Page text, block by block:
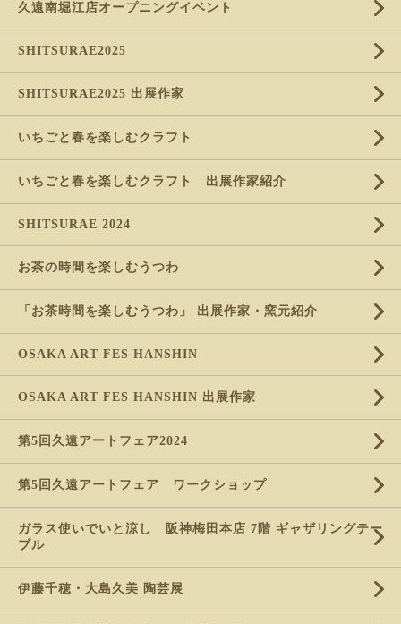
久遠南堀江店オープニングイベント
SHITSURAE2025
SHITSURAE2025 出展作家
いちごと春を楽しむクラフト
いちごと春を楽しむクラフト 出展作家紹介
SHITSURAE 2024
お茶の時間を楽しむうつわ
「お茶時間を楽しむうつわ」 出展作家・窯元紹介
OSAKA ART FES HANSHIN
OSAKA ART FES HANSHIN 出展作家
第5回久遠アートフェア2024
第5回久遠アートフェア ワークショップ
ガラス使いでいと涼し 阪神梅田本店 7階 ギャザリングテー
ブル
伊藤千穂・大島久美 陶芸展